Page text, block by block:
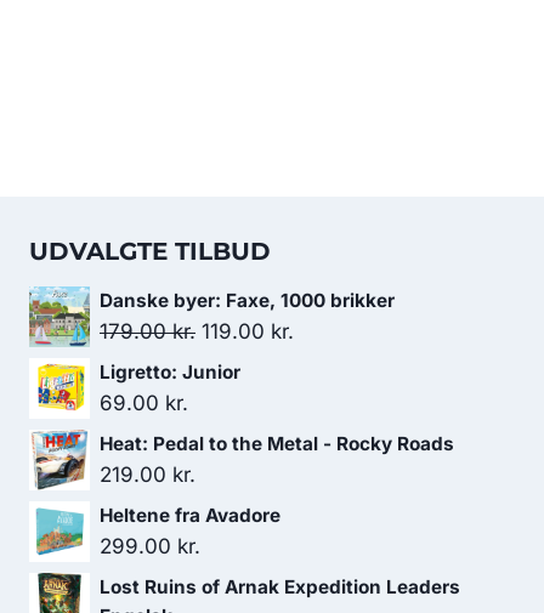
UDVALGTE TILBUD
Danske byer: Faxe, 1000 brikker
179.00kr. Den
oprindelige
119.00 kr.
119.00 kr..
Ligretto: Junior
69.00 kr.
Heat: Pedal to the Metal - Rocky Roads
219.00 kr.
Heltene fra Avadore
299.00 kr.
Lost Ruins of Arnak Expedition Leaders